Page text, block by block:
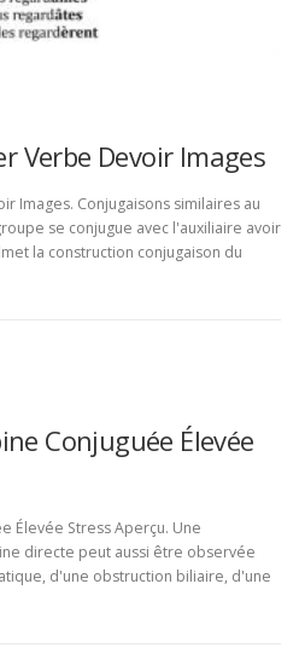
Verbe Devoir Images
Images. Conjugaisons similaires au
se conjugue avec l'auxiliaire avoir
la construction conjugaison du
Conjuguée Élevée
Élevée Stress Aperçu. Une
directe peut aussi être observée
d'une obstruction biliaire, d'une